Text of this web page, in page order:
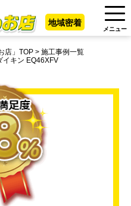
地域密着
メニュー
店」TOP
施工事例一覧
イキン EQ46XFV